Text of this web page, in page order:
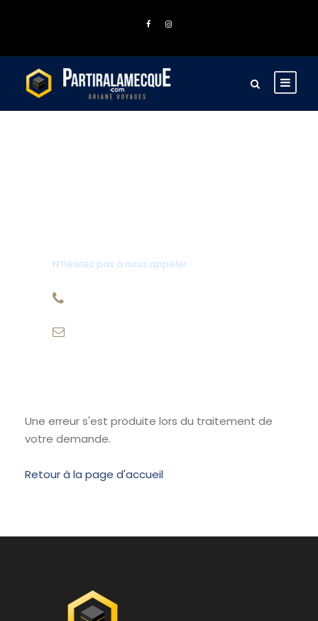
N’hésitez pas à nous appeler
Une erreur s'est produite lors du traitement de
votre demande.
Retour à la page d'accueil